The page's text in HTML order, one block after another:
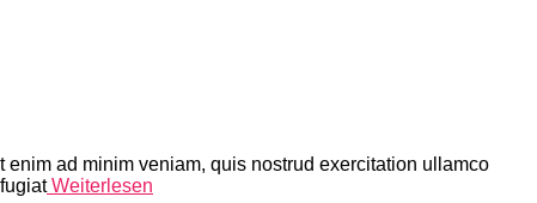
ad minim veniam, quis nostrud exercitation ullamco
Weiterlesen